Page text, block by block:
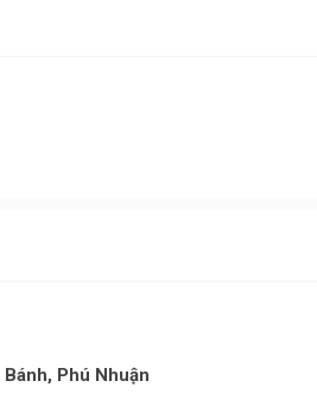
Phú Nhuận